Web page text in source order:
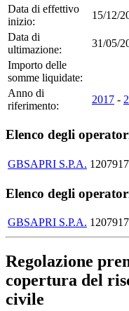
Data di effettivo
inizio:
15/12/
Data di
ultimazione:
31/05/
Importo delle
somme liquidate:
Anno di
riferimento:
2017 -
Elenco degli
GBSAPRI S.P.A.
Elenco degli
GBSAPRI S.P.A.
Regolazione
copertura del
civile